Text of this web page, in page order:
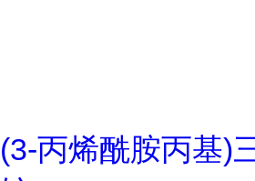
(3-丙烯酰胺丙基)